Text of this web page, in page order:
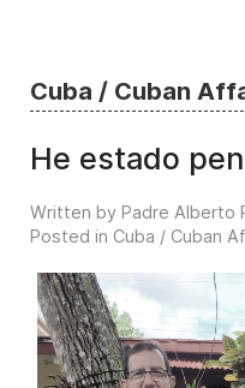
Cuba / Cuban
He estado
Written by Padre Alberto
Posted in Cuba / Cuban